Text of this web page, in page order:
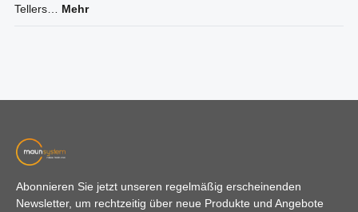
Tellers… Mehr
Abonnieren Sie jetzt unseren regelmäßig erscheinenden
Newsletter, um rechtzeitig über neue Produkte und Angebote